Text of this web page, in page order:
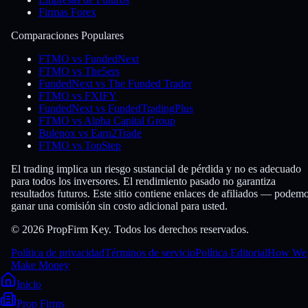
Firmas Forex
Comparaciones Populares
FTMO vs FundedNext
FTMO vs The5ers
FundedNext vs The Funded Trader
FTMO vs FXIFY
FundedNext vs FundedTradingPlus
FTMO vs Alpha Capital Group
Bulenox vs Earn2Trade
FTMO vs TopStep
El trading implica un riesgo sustancial de pérdida y no es adecuado
para todos los inversores. El rendimiento pasado no garantiza
resultados futuros. Este sitio contiene enlaces de afiliados —
ganar una comisión sin costo adicional para usted.
© 2026 PropFirm Key. Todos los derechos reservados.
Política de privacidadTérminos de servicioPolítica EditorialHow We
Make Money
Inicio
Prop Firms